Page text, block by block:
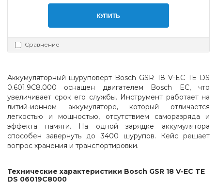
КУПИТЬ
Сравнение
Аккумуляторный шуруповерт Bosch GSR 18 V-EC TE DS
0.601.9C8.000 оснащен двигателем Bosch EC, что
увеличивает срок его службы. Инструмент работает на
литий-ионном аккумуляторе, который отличается
легкостью и мощностью, отсутствием саморазряда и
эффекта памяти. На одной зарядке аккумулятора
способен завернуть до 3400 шурупов. Кейс решает
вопрос хранения и транспортировки.
Технические характеристики Bosch GSR 18 V-EC TE
DS 06019C8000